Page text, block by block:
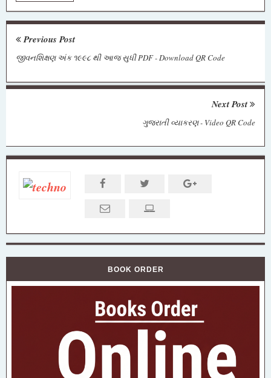
Previous Post
જીવનશિક્ષણ અંક ૧૯૯૮ થી આજ સુધી PDF - Download QR Code
Next Post
ગુજરાતી વ્યાકરણ - Video QR Code
BOOK ORDER